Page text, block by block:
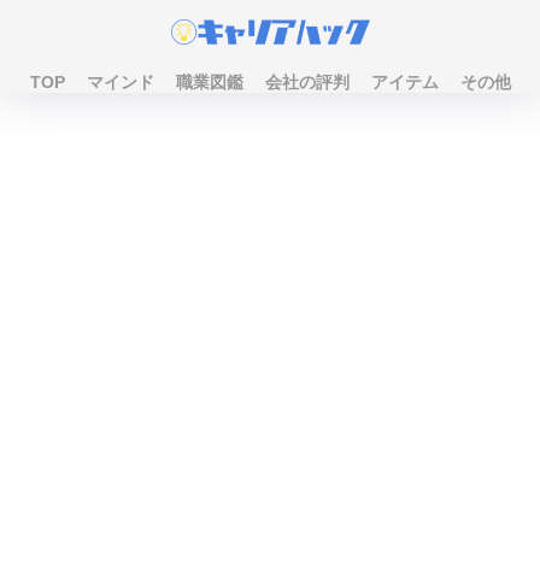
TOP マインド 職業図鑑 会社の評判 アイテム その他